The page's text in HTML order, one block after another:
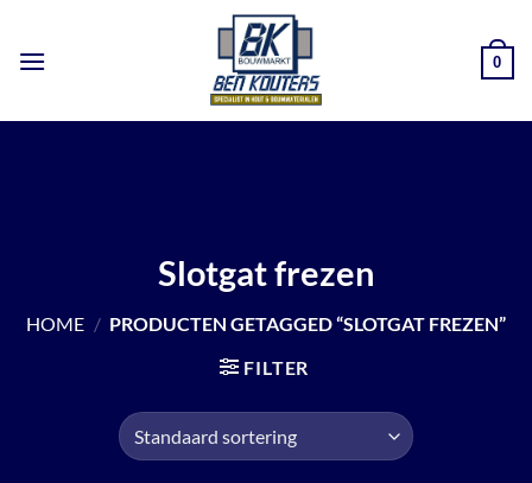
inhoud
0
Slotgat frezen
HOME / PRODUCTEN GETAGGED “SLOTGAT FREZEN”
FILTER